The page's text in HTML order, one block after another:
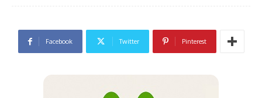
Facebook Twitter Pinterest